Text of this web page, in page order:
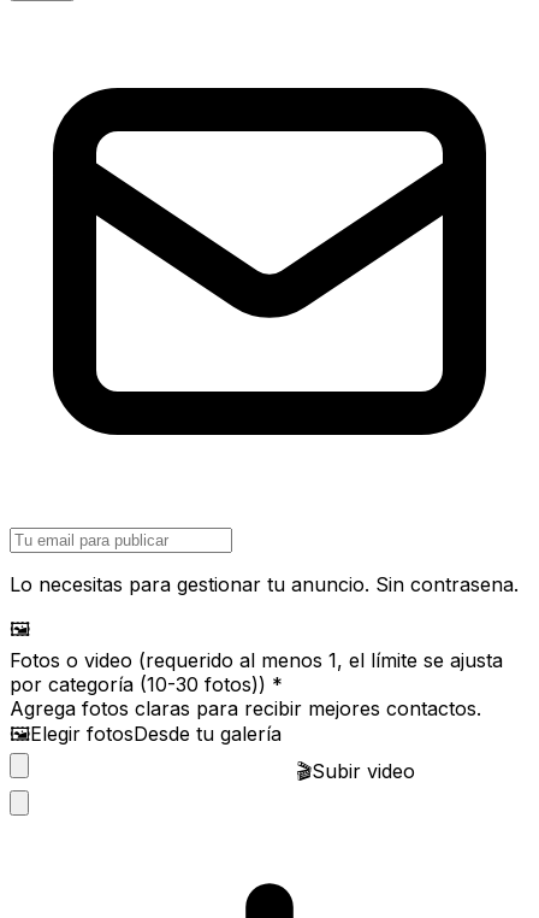
Lo necesitas para gestionar tu anuncio. Sin contrasena.
🖼️
Fotos o video (requerido al menos 1, el límite se ajusta
por categoría (10-30 fotos)) *
Agrega fotos claras para recibir mejores contactos.
🖼️Elegir fotosDesde tu galería
🎬Subir video